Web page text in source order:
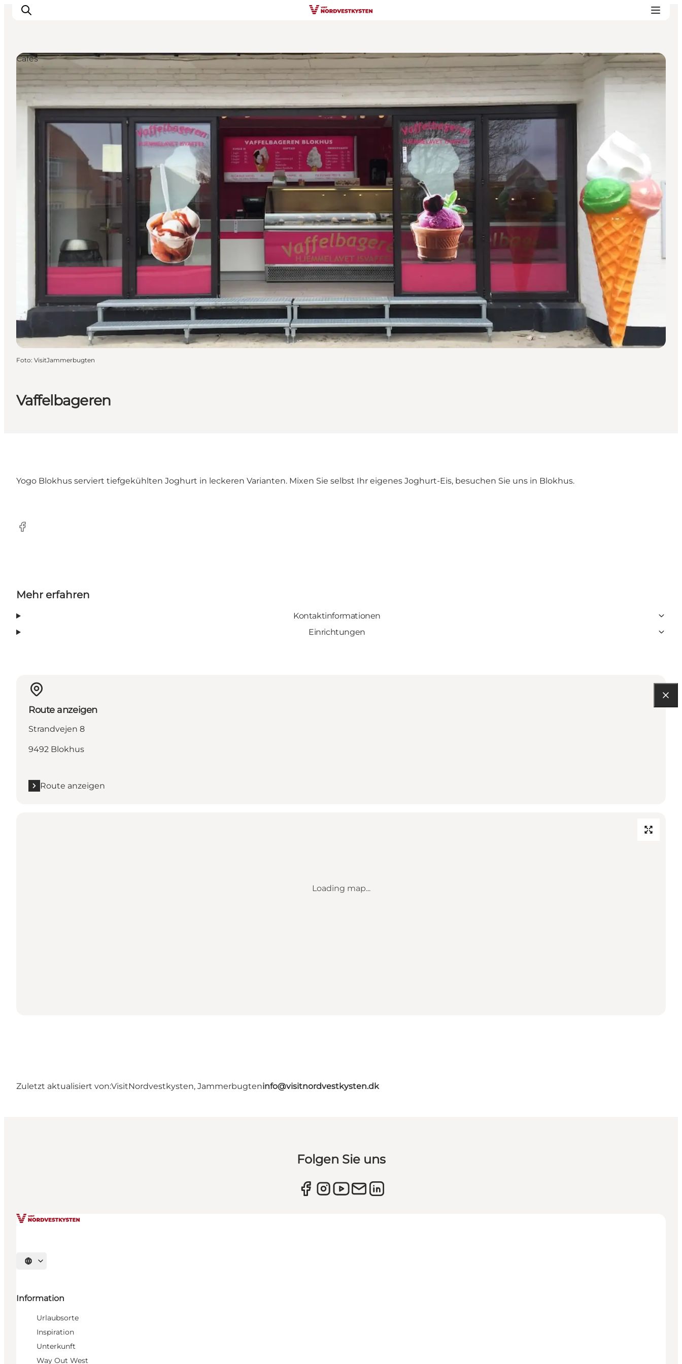
Urlaubsorte
Inspiration
Events
Unterkunft
Mach deine Urlaubsplanung
Vaffelbageren
Cafés
Foto: VisitJammerbugten
Yogo Blokhus serviert tiefgekühlten Joghurt in leckeren Varianten. Mixen Sie selbst Ihr eigenes Joghurt-Eis, besuchen Sie uns in Blokhus.
Facebook
Mehr erfahren
Kontaktinformationen
Einrichtungen
Route anzeigen
Strandvejen 8
9492 Blokhus
Route anzeigen
Loading map...
Zuletzt aktualisiert von:VisitNordvestkysten, Jammerbugteninfo@visitnordvestkysten.dk
Folgen Sie uns
Sprache auswählen
Information
Urlaubsorte
Inspiration
Unterkunft
Way Out West